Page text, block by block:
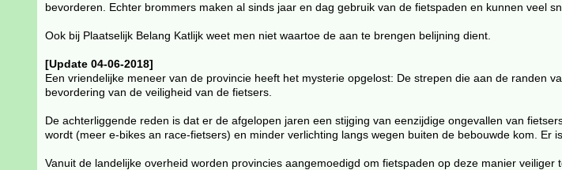
bevorderen. Echter brommers maken al sinds jaar en dag gebruik van de fietspaden en kunnen veel
Ook bij Plaatselijk Belang Katlijk weet men niet waartoe de aan te brengen belijning dient.
[Update 04-06-2018]
Een vriendelijke meneer van de provincie heeft het mysterie opgelost: De strepen die aan de randen
bevordering van de veiligheid van de fietsers.
De achterliggende reden is dat er de afgelopen jaren een stijging van eenzijdige ongevallen van
wordt (meer e-bikes an race-fietsers) en minder verlichting langs wegen buiten de bebouwde kom. Er
Vanuit de landelijke overheid worden provincies aangemoedigd om fietspaden op deze manier